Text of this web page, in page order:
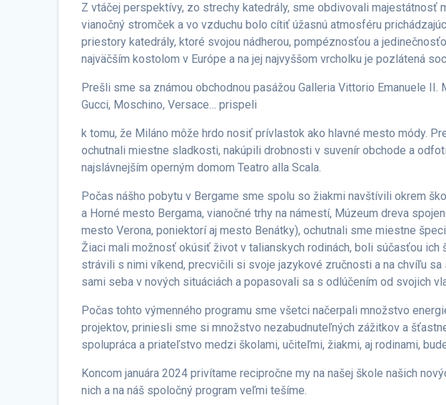
Z vtáčej perspektívy, zo strechy katedrály, sme obdivovali majestátnosť
vianočný stromček a vo vzduchu bolo cítiť úžasnú atmosféru
priestory katedrály, ktoré svojou nádherou, pompéznosťou a
najväčším kostolom v Európe a na jej najvyššom vrcholku je pozlátená
Prešli sme sa známou obchodnou pasážou Galleria Vittorio Emanuele II.
Gucci, Moschino, Versace… prispeli
k tomu, že Miláno môže hrdo nosiť prívlastok ako hlavné mesto módy.
ochutnali miestne sladkosti, nakúpili drobnosti v suvenír obchode a
najslávnejším operným domom Teatro alla Scala.
Počas nášho pobytu v Bergame sme spolu so žiakmi navštívili okrem
a Horné mesto Bergama, vianočné trhy na námestí, Múzeum dreva
mesto Verona, poniektorí aj mesto Benátky), ochutnali sme miestne
Žiaci mali možnosť okúsiť život v talianskych rodinách, boli súčasťou
strávili s nimi víkend, precvičili si svoje jazykové zručnosti a na chvíľu
sami seba v nových situáciách a popasovali sa s odlúčením od svojich
Počas tohto výmenného programu sme všetci načerpali množstvo
projektov, priniesli sme si množstvo nezabudnuteľných zážitkov a
spolupráca a priateľstvo medzi školami, učiteľmi, žiakmi, aj rodinami,
Koncom januára 2024 privítame recipročne my na našej škole našich
nich a na náš spoločný program veľmi tešíme.